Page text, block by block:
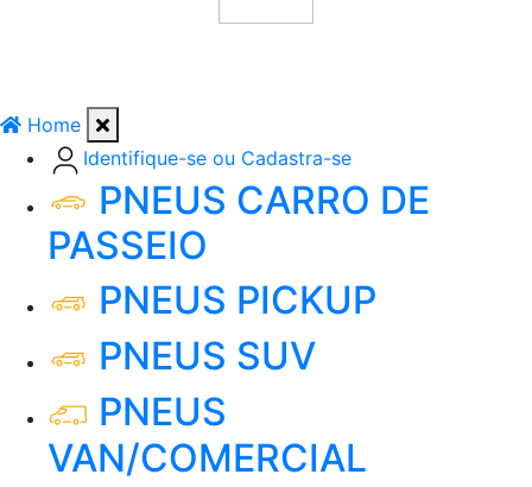
Home
Identifique-se ou Cadastra-se
PNEUS CARRO DE
PASSEIO
PNEUS PICKUP
PNEUS SUV
PNEUS
VAN/COMERCIAL